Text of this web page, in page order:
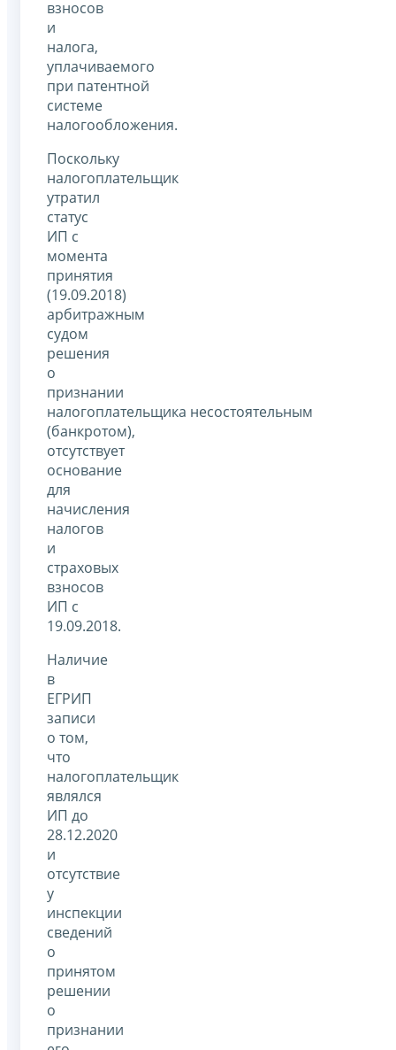
взносов
и
налога,
уплачиваемого
при патентной
системе
налогообложения.
Поскольку
налогоплательщик
утратил
статус
ИП с
момента
принятия
(19.09.2018)
арбитражным
судом
решения
о
признании
налогоплательщика несостоятельным
(банкротом),
отсутствует
основание
для
начисления
налогов
и
страховых
взносов
ИП с
19.09.2018.
Наличие
в
ЕГРИП
записи
о том,
что
налогоплательщик
являлся
ИП до
28.12.2020
и
отсутствие
у
инспекции
сведений
о
принятом
решении
о
признании